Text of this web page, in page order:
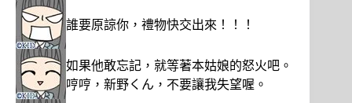
誰要原諒你，禮物快交出來！！！
如果他敢忘記，就等著本姑娘的怒火吧。
哼哼，新野くん，不要讓我失望喔。